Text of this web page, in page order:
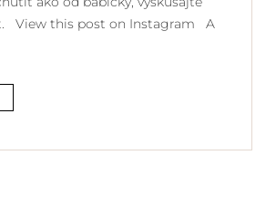
View this post on Instagram A